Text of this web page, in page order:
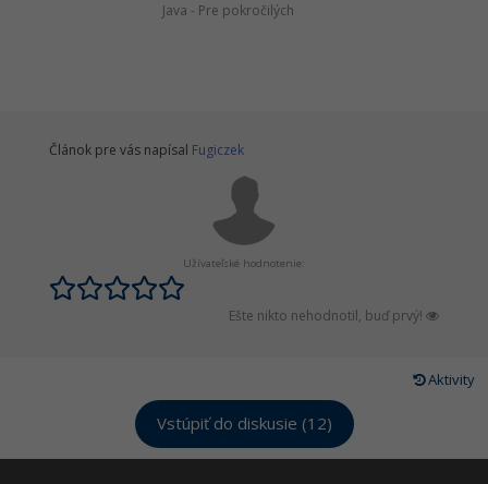
Java - Pre pokročilých
Článok pre vás napísal Fugiczek
Užívateľské hodnotenie:
Ešte nikto nehodnotil, buď prvý!
Aktivity
Vstúpiť do diskusie (12)